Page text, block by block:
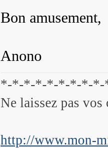
Bon amusement,
Anono
*-*-*-*-*-*-*-*-
Ne laissez pas
http://www.mon-